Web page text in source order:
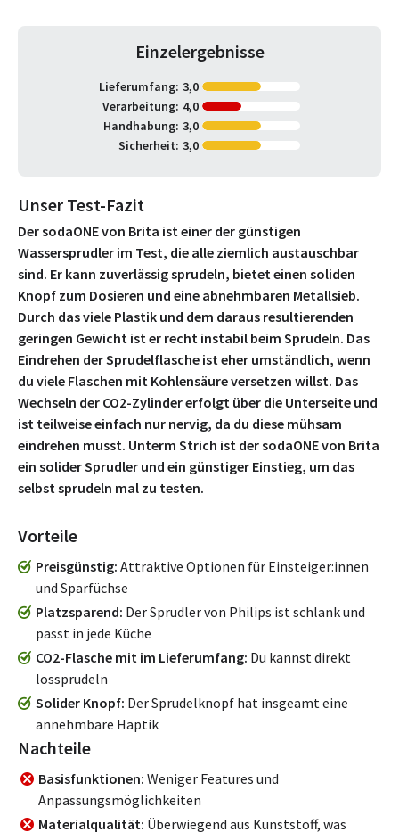
Einzelergebnisse
Lieferumfang: 3,0
Verarbeitung: 4,0
Handhabung: 3,0
Sicherheit: 3,0
Unser Test-Fazit
Der sodaONE von Brita ist einer der günstigen
Wassersprudler im Test, die alle ziemlich austauschbar
sind. Er kann zuverlässig sprudeln, bietet einen soliden
Knopf zum Dosieren und eine abnehmbaren Metallsieb.
Durch das viele Plastik und dem daraus resultierenden
geringen Gewicht ist er recht instabil beim Sprudeln. Das
Eindrehen der Sprudelflasche ist eher umständlich, wenn
du viele Flaschen mit Kohlensäure versetzen willst. Das
Wechseln der CO2-Zylinder erfolgt über die Unterseite und
ist teilweise einfach nur nervig, da du diese mühsam
eindrehen musst. Unterm Strich ist der sodaONE von Brita
ein solider Sprudler und ein günstiger Einstieg, um das
selbst sprudeln mal zu testen.
Vorteile
Preisgünstig Attraktive Optionen für Einsteiger:innen
und Sparfüchse
Platzsparend Der Sprudler von Philips ist schlank und
passt in jede Küche
CO2-Flasche mit im Lieferumfang Du kannst direkt
lossprudeln
Solider Knopf Der Sprudelknopf hat insgeamt eine
annehmbare Haptik
Nachteile
Basisfunktionen Weniger Features und
Anpassungsmöglichkeiten
Materialqualität Überwiegend aus Kunststoff, was